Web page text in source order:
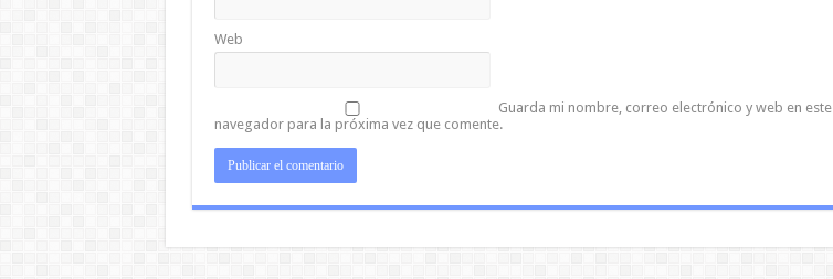
Web
Guarda mi nombre, correo electrónico y web en este
navegador para la próxima vez que comente.